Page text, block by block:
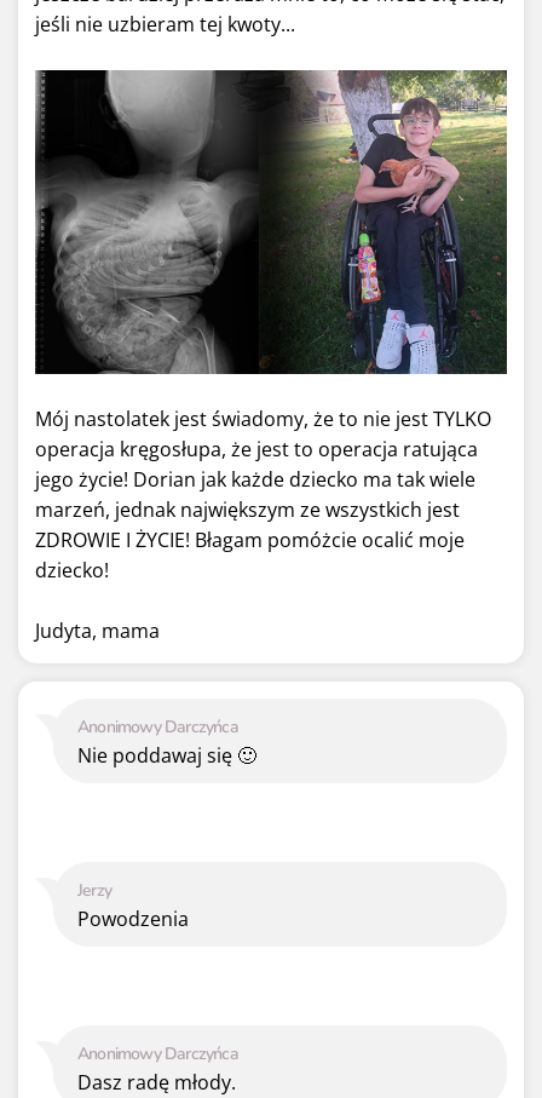
jeśli nie uzbieram tej kwoty...
Mój nastolatek jest świadomy, że to nie jest TYLKO
operacja kręgosłupa, że jest to operacja ratująca
jego życie! Dorian jak każde dziecko ma tak wiele
marzeń, jednak największym ze wszystkich jest
ZDROWIE I ŻYCIE! Błagam pomóżcie ocalić moje
dziecko!
Judyta, mama
Anonimowy Darczyńca
Dasz radę młody.
Jerzy
Powodzenia
Anonimowy Darczyńca
Nie poddawaj się 🙂